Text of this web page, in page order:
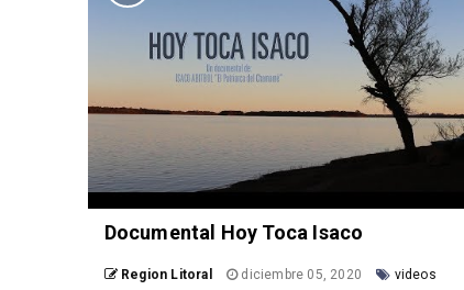
Documental Hoy Toca Isaco
Region Litoral diciembre 05, 2020 videos